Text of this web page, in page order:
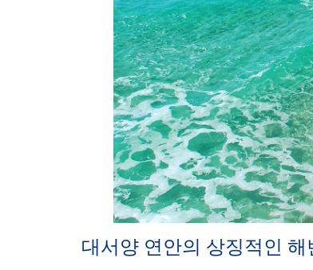
대서양 연안의 상징적인